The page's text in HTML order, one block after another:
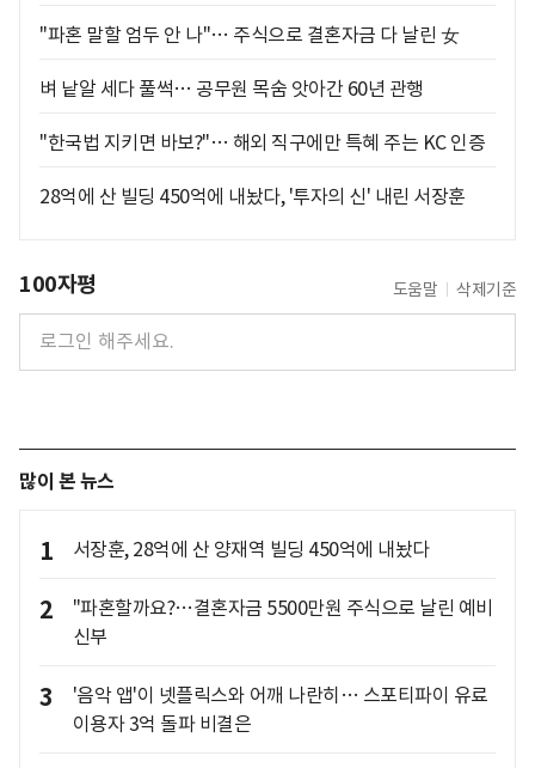
"파혼 말할 엄두 안 나"… 주식으로 결혼자금 다 날린 女
벼 낱알 세다 풀썩… 공무원 목숨 앗아간 60년 관행
"한국법 지키면 바보?"… 해외 직구에만 특혜 주는 KC 인증
28억에 산 빌딩 450억에 내놨다, '투자의 신' 내린 서장훈
100자평 도움말 삭제기준
많이 본 뉴스
1 서장훈, 28억에 산 양재역 빌딩 450억에 내놨다
2
"파혼할까요?…결혼자금 5500만원 주식으로 날린 예비
신부
3
'음악 앱'이 넷플릭스와 어깨 나란히… 스포티파이 유료
이용자 3억 돌파 비결은